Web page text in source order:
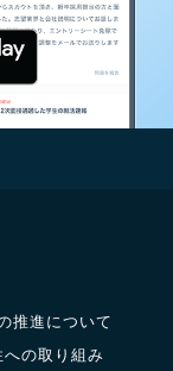
推進について
の取り組み